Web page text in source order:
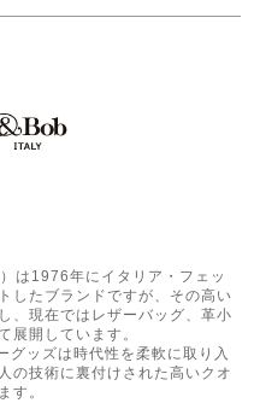
は1976年にイタリア・フェッ
したブランドですが、その高い
、現在ではレザーバッグ、革小
展開しています。
ッズは時代性を柔軟に取り入
の技術に裏付けされた高いクオ
す。